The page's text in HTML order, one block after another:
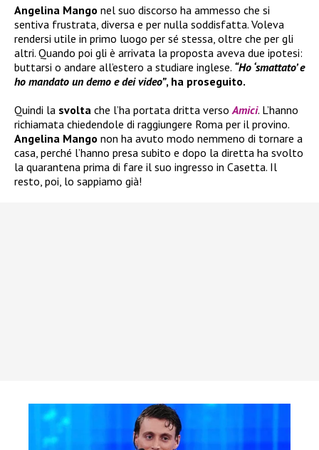
Angelina Mango nel suo discorso ha ammesso che si
sentiva frustrata, diversa e per nulla soddisfatta. Voleva
rendersi utile in primo luogo per sé stessa, oltre che per gli
altri. Quando poi gli è arrivata la proposta aveva due ipotesi:
buttarsi o andare all’estero a studiare inglese. “Ho ‘smattato’ e
ho mandato un demo e dei video”, ha proseguito.
Quindi la svolta che l’ha portata dritta verso Amici. L’hanno
richiamata chiedendole di raggiungere Roma per il provino.
Angelina Mango non ha avuto modo nemmeno di tornare a
casa, perché l’hanno presa subito e dopo la diretta ha svolto
la quarantena prima di fare il suo ingresso in Casetta. Il
resto, poi, lo sappiamo già!